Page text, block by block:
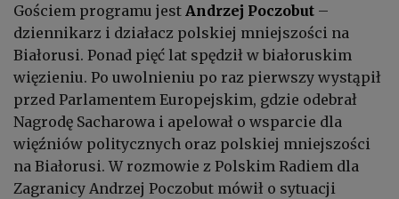
Gościem programu jest Andrzej Poczobut –
dziennikarz i działacz polskiej mniejszości na
Białorusi. Ponad pięć lat spędził w białoruskim
więzieniu. Po uwolnieniu po raz pierwszy wystąpił
przed Parlamentem Europejskim, gdzie odebrał
Nagrodę Sacharowa i apelował o wsparcie dla
więźniów politycznych oraz polskiej mniejszości
na Białorusi. W rozmowie z Polskim Radiem dla
Zagranicy Andrzej Poczobut mówił o sytuacji